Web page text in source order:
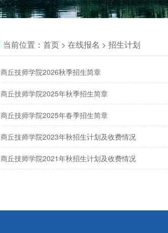
当前位置： 首页 > 在线报名 > 招生计划
商丘技师学院2026秋季招生简章
商丘技师学院2025年秋季招生简章
商丘技师学院2025年春季招生简章
商丘技师学院2023年秋招生计划及收费情况
商丘技师学院2021年秋招生计划及收费情况